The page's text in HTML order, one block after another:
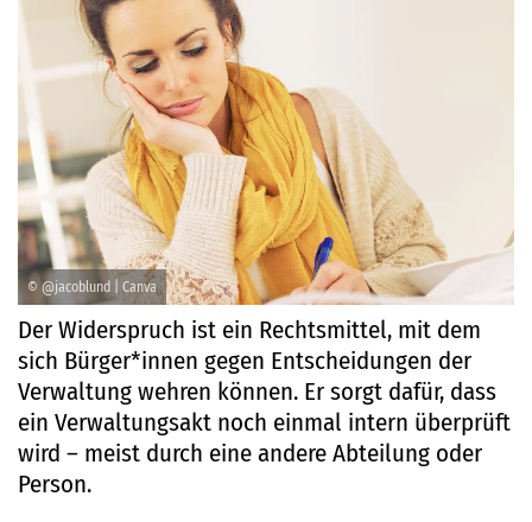
© @jacoblund | Canva
Der Widerspruch ist ein Rechtsmittel, mit dem
sich Bürger*innen gegen Entscheidungen der
Verwaltung wehren können. Er sorgt dafür, dass
ein Verwaltungsakt noch einmal intern überprüft
wird – meist durch eine andere Abteilung oder
Person.